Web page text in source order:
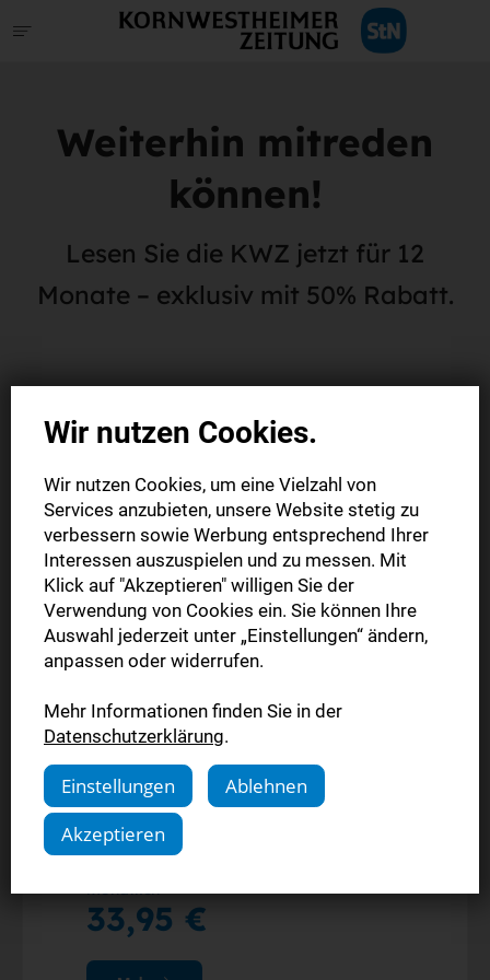
Weiterhin mitreden
können!
Lesen Sie die KWZ jetzt für 12
Monate – exklusiv mit 50% Rabatt.
Komplettpaket
Jahresangebot
Die gedruckte Ausgabe (Mo.-Sa.)
Alle Inhalte der StN-App
Alle Inhalte auf stuttgarter-nachrichten.de
33,95 €
Wir nutzen Cookies.
Wir nutzen Cookies, um eine Vielzahl von
Services anzubieten, unsere Website stetig zu
verbessern sowie Werbung entsprechend Ihrer
Interessen auszuspielen und zu messen. Mit
Klick auf "Akzeptieren" willigen Sie der
Verwendung von Cookies ein. Sie können Ihre
Auswahl jederzeit unter „Einstellungen“ ändern,
anpassen oder widerrufen.
Mehr Informationen finden Sie in der
Datenschutzerklärung.
Einstellungen
Ablehnen
Akzeptieren